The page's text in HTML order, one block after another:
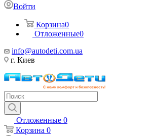
Войти
Корзина0
Отложенные0
info@autodeti.com.ua
г. Киев
Отложенные 0
Корзина 0